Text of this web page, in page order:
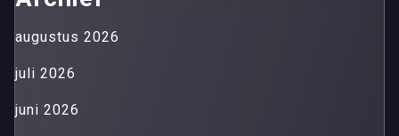
augustus 2026
juli 2026
juni 2026